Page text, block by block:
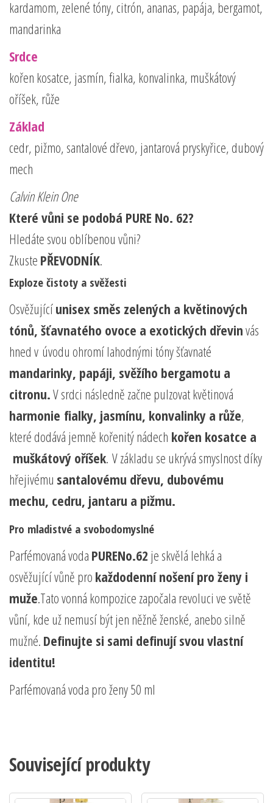
kardamom, zelené tóny, citrón, ananas, papája, bergamot,
mandarinka
Srdce
kořen kosatce, jasmín, fialka, konvalinka, muškátový
oříšek, růže
Základ
cedr, pižmo, santalové dřevo, jantarová pryskyřice, dubový
mech
Calvin Klein One
Které vůni se podobá PURE No. 62?
Hledáte svou oblíbenou vůni?
Zkuste PŘEVODNÍK.
Exploze čistoty a svěžesti
Osvěžujícíunisex směs zelených a květinových
tónů, šťavnatého ovoce a exotických dřevinvás
hned v úvodu ohromí lahodnými tóny šťavnaté
mandarinky, papáji, svěžího bergamotu a
citronu.V srdci následně začne pulzovat květinová
harmonie fialky, jasmínu, konvalinky a růže,
které dodává jemně kořenitý nádech kořen kosatce a
muškátový oříšek. V základu se ukrývá smyslnost díky
hřejivému santalovému dřevu, dubovému
mechu, cedru, jantaru a pižmu.
Pro mladistvé a svobodomyslné
Parfémovaná voda PURENo.62 je skvělá lehká a
osvěžující vůně pro každodenní nošení pro ženy i
muže.Tato vonná kompozice započala revoluci ve světě
vůní, kde už nemusí být jen něžně ženské, anebo silně
mužné. Definujte si sami definují svou vlastní
identitu!
Parfémovaná voda pro ženy 50 ml
Související produkty